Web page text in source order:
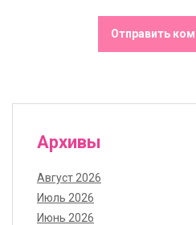
Архивы
Август 2026
Июль 2026
Июнь 2026